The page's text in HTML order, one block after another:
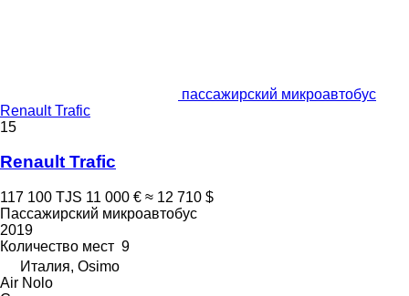
пассажирский микроавтобус
Renault Trafic
15
Renault Trafic
117 100 TJS 11 000 € ≈ 12 710 $
Пассажирский микроавтобус
2019
Количество мест 9
Италия, Osimo
Air Nolo